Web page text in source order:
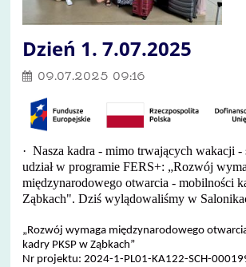
Dzień 1. 7.07.2025
09.07.2025 09:16
· Nasza kadra - mimo trwających wakacji -
udział w programie FERS+: „Rozwój
międzynarodowego otwarcia - mobilności
Ząbkach". Dziś wylądowaliśmy w
„Rozwój wymaga międzynarodowego
kadry PKSP w Ząbkach”
Nr projektu: 2024-1-PL01-KA122-SCH-